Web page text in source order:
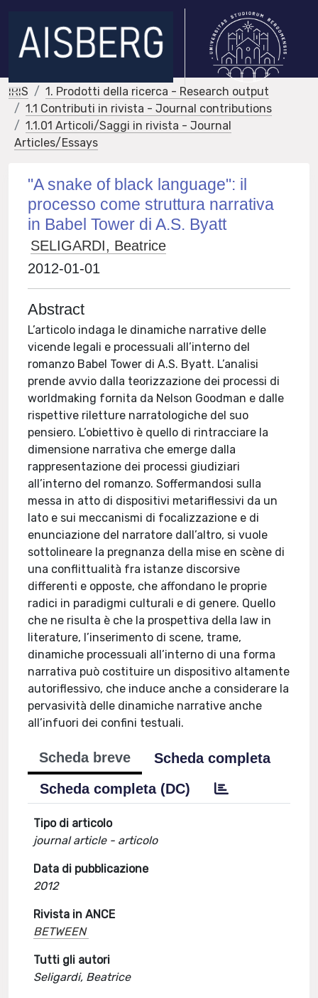
IRIS
1. Prodotti della ricerca - Research output
1.1 Contributi in rivista - Journal contributions
1.1.01 Articoli/Saggi in rivista - Journal
Articles/Essays
"A snake of black language": il
processo come struttura narrativa
in Babel Tower di A.S. Byatt
SELIGARDI, Beatrice
2012-01-01
Abstract
L’articolo indaga le dinamiche narrative delle
vicende legali e processuali all’interno del
romanzo Babel Tower di A.S. Byatt. L’analisi
prende avvio dalla teorizzazione dei processi di
worldmaking fornita da Nelson Goodman e dalle
rispettive riletture narratologiche del suo
pensiero. L’obiettivo è quello di rintracciare la
dimensione narrativa che emerge dalla
rappresentazione dei processi giudiziari
all’interno del romanzo. Soffermandosi sulla
messa in atto di dispositivi metariflessivi da un
lato e sui meccanismi di focalizzazione e di
enunciazione del narratore dall’altro, si vuole
sottolineare la pregnanza della mise en scène di
una conflittualità fra istanze discorsive
differenti e opposte, che affondano le proprie
radici in paradigmi culturali e di genere. Quello
che ne risulta è che la prospettiva della law in
literature, l’inserimento di scene, trame,
dinamiche processuali all’interno di una forma
narrativa può costituire un dispositivo altamente
autoriflessivo, che induce anche a considerare la
pervasività delle dinamiche narrative anche
all’infuori dei confini testuali.
Scheda breve
Scheda completa
Scheda completa (DC)
Tipo di articolo
journal article - articolo
Data di pubblicazione
2012
Rivista in ANCE
BETWEEN
Tutti gli autori
Seligardi, Beatrice